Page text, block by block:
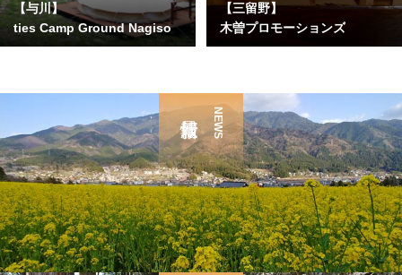
【与川】
ties Camp Ground Nagiso
【三留野】
木曽プロモーションズ
NEWS